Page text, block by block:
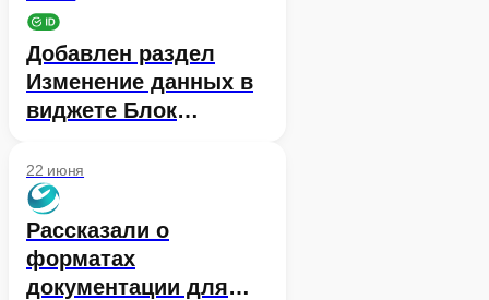
Добавлен раздел
Изменение данных в
виджете Блок
документации Сбер ID
личный кабинет
22 июня
Рассказали о
форматах
документации для